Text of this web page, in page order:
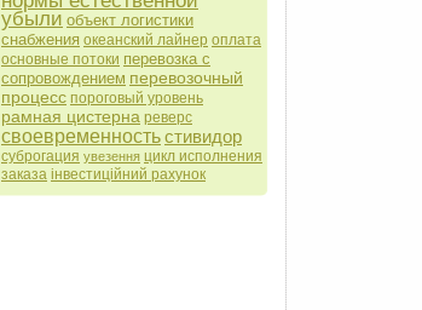
убыли объект логистики
снабжения океанский лайнер оплата
основные потоки перевозка с
сопровождением перевозочный
процесс пороговый уровень
рамная цистерна реверс
своевременностьстивидор
суброгация увезення цикл исполнения
заказа інвестиційний рахунок